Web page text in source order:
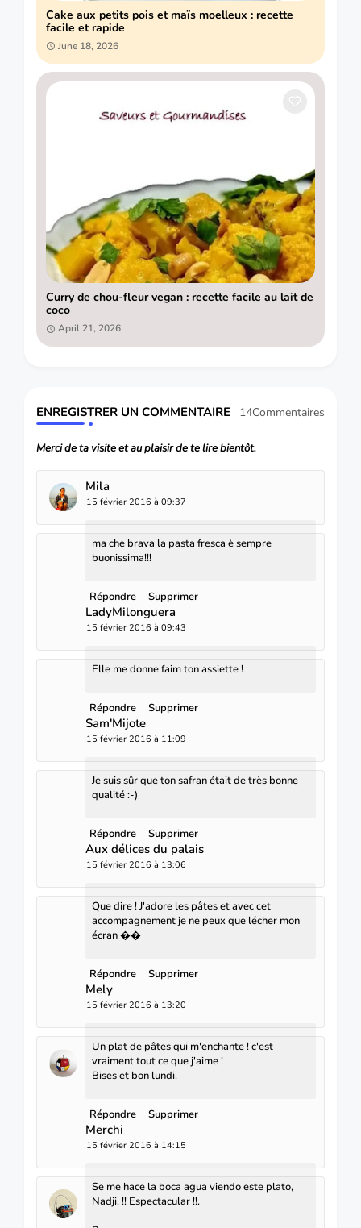
Cake aux petits pois et maïs moelleux : recette
facile et rapide
June 18, 2026
Curry de chou-fleur vegan : recette facile au lait de
coco
April 21, 2026
ENREGISTRER UN COMMENTAIRE 14Commentaires
Merci de ta visite et au plaisir de te lire bientôt.
Mila
15 février 2016 à 09:37
ma che brava la pasta fresca è sempre
buonissima!!!
Répondre Supprimer
LadyMilonguera
15 février 2016 à 09:43
Elle me donne faim ton assiette !
Répondre Supprimer
Sam'Mijote
15 février 2016 à 11:09
Je suis sûr que ton safran était de très bonne
qualité :-)
Répondre Supprimer
Aux délices du palais
15 février 2016 à 13:06
Que dire ! J'adore les pâtes et avec cet
accompagnement je ne peux que lécher mon
écran ��
Répondre Supprimer
Mely
15 février 2016 à 13:20
Un plat de pâtes qui m'enchante ! c'est
vraiment tout ce que j'aime !
Bises et bon lundi.
Répondre Supprimer
Merchi
15 février 2016 à 14:15
Se me hace la boca agua viendo este plato,
Nadji. !! Espectacular !!.